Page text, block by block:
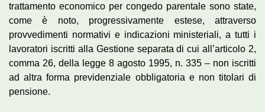
trattamento economico per congedo parentale sono state,
come è noto, progressivamente estese, attraverso
provvedimenti normativi e indicazioni ministeriali, a tutti i
lavoratori iscritti alla Gestione separata di cui all’articolo 2,
comma 26, della legge 8 agosto 1995, n. 335 – non iscritti
ad altra forma previdenziale obbligatoria e non titolari di
pensione.